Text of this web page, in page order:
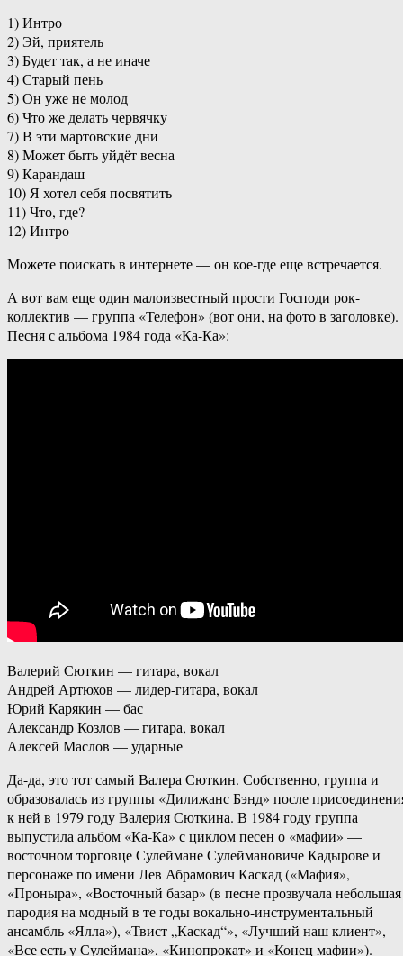
1) Интро
2) Эй, приятель
3) Будет так, а не иначе
4) Старый пень
5) Он уже не молод
6) Что же делать червячку
7) В эти мартовские дни
8) Может быть уйдёт весна
9) Карандаш
10) Я хотел себя посвятить
11) Что, где?
12) Интро
Можете поискать в интернете — он кое-где еще встречается.
А вот вам еще один малоизвестный прости Господи рок-
коллектив — группа «Телефон» (вот они, на фото в заголовке).
Песня с альбома 1984 года «Ка-Ка»:
Валерий Сюткин — гитара, вокал
Андрей Артюхов — лидер-гитара, вокал
Юрий Карякин — бас
Александр Козлов — гитара, вокал
Алексей Маслов — ударные
Да-да, это тот самый Валера Сюткин. Собственно, группа и
образовалась из группы «Дилижанс Бэнд» после
к ней в 1979 году Валерия Сюткина. В 1984 году группа
выпустила альбом «Ка-Ка» с циклом песен о «мафии» —
восточном торговце Сулеймане Сулеймановиче Кадырове и
персонаже по имени Лев Абрамович Каскад («Мафия»,
«Проныра», «Восточный базар» (в песне прозвучала небольшая
пародия на модный в те годы вокально-инструментальный
ансамбль «Ялла»), «Твист „Каскад“», «Лучший наш клиент»,
«Все есть у Сулеймана», «Кинопрокат» и «Конец мафии»).